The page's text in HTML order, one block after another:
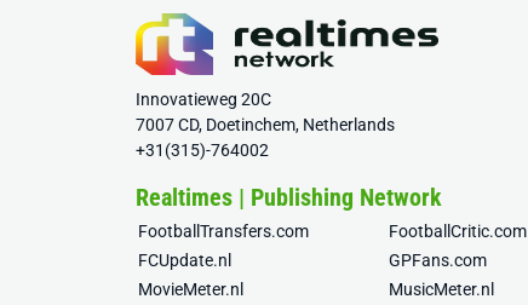
Innovatieweg 20C
7007 CD, Doetinchem, Netherlands
+31(315)-764002
Realtimes | Publishing Network
FootballTransfers.com
FootballCritic.com
FCUpdate.nl
GPFans.com
MovieMeter.nl
MusicMeter.nl